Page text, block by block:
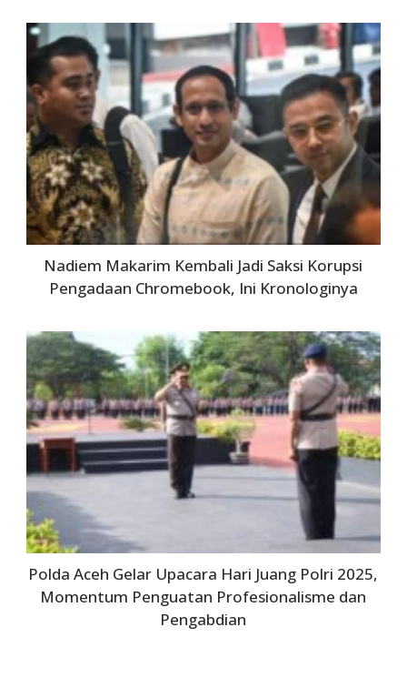
Nadiem Makarim Kembali Jadi Saksi Korupsi
Pengadaan Chromebook, Ini Kronologinya
Polda Aceh Gelar Upacara Hari Juang Polri 2025,
Momentum Penguatan Profesionalisme dan
Pengabdian